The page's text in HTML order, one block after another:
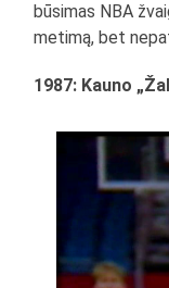
būsimas NBA
metimą, bet
1987: Kauno